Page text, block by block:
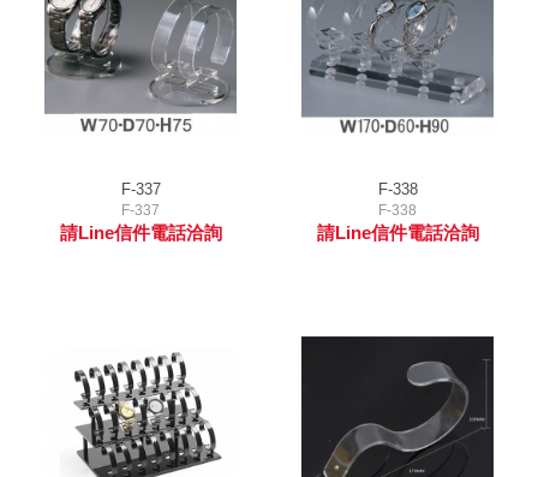
F-337
F-337
請Line信件電話洽詢
F-338
F-338
請Line信件電話洽詢